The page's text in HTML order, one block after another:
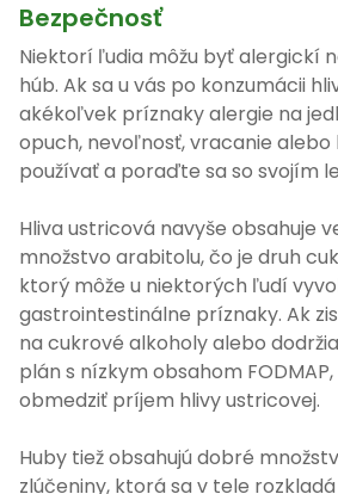
Bezpečnosť
Niektorí ľudia môžu byť alergickí
húb. Ak sa u vás po konzumácii
akékoľvek príznaky alergie na
opuch, nevoľnosť, vracanie
používať a poraďte sa so svojím
Hliva ustricová navyše obsahuje
množstvo arabitolu, čo je druh
ktorý môže u niektorých ľudí
gastrointestinálne príznaky. Ak
na cukrové alkoholy alebo
plán s nízkym obsahom
obmedziť príjem hlivy ustricovej.
Huby tiež obsahujú dobré
zlúčeniny, ktorá sa v tele